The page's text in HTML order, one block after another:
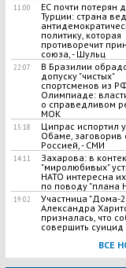
11:00
ЕС почти потерян
Турции: страна
политику, которая
противоречит
союза, - Шульц
22:07
В Бразилии
допуску "чистых"
спортсменов из
Олимпиаде:
о справедливом
МОК
15:18
Ципрас испортил
Обаме, заговорив
Россией, - СМИ
14:11
Захарова: в
"миролюбивых"
НАТО интересна
по поводу "плана
19:02
Участница "Дома-
Александра
призналась, что
совершить суицид
ВСЕ